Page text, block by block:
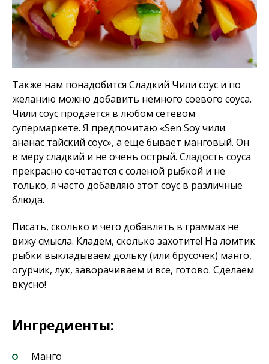
Также нам понадобится Сладкий Чили соус и по
желанию можно добавить немного соевого соуса.
Чили соус продается в любом сетевом
супермаркете. Я предпочитаю «Sen Soy чили
ананас тайский соус», а еще бывает манговый. Он
в меру сладкий и не очень острый. Сладость соуса
прекрасно сочетается с соленой рыбкой и не
только, я часто добавляю этот соус в различные
блюда.
Писать, сколько и чего добавлять в граммах не
вижу смысла. Кладем, сколько захотите! На ломтик
рыбки выкладываем дольку (или брусочек) манго,
огурчик, лук, заворачиваем и все, готово. Сделаем
вкусно!
Ингредиенты:
Манго